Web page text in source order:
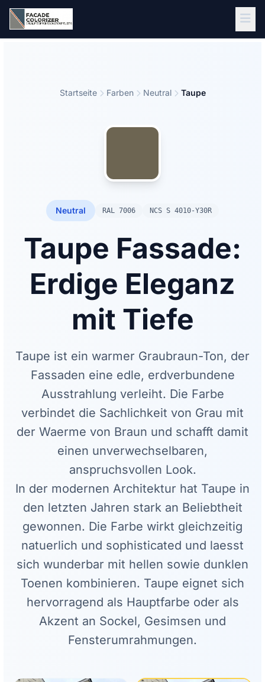
Zum Hauptinhalt springen
Startseite Farben Neutral Taupe
Neutral RAL 7006 NCS S 4010-Y30R
Taupe Fassade:
Erdige Eleganz
mit Tiefe
Taupe ist ein warmer Graubraun-Ton, der
Fassaden eine edle, erdverbundene
Ausstrahlung verleiht. Die Farbe
verbindet die Sachlichkeit von Grau mit
der Waerme von Braun und schafft damit
einen unverwechselbaren,
anspruchsvollen Look.
In der modernen Architektur hat Taupe in
den letzten Jahren stark an Beliebtheit
gewonnen. Die Farbe wirkt gleichzeitig
natuerlich und sophisticated und laesst
sich wunderbar mit hellen sowie dunklen
Toenen kombinieren. Taupe eignet sich
hervorragend als Hauptfarbe oder als
Akzent an Sockel, Gesimsen und
Fensterumrahmungen.